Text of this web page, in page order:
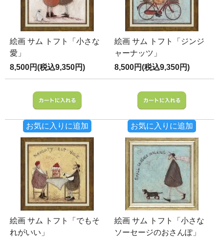
絵画 サム トフト「小さな
愛」
8,500円(税込9,350円)
お気に入りに追加
絵画 サム トフト「ジンジ
ャーナッツ」
8,500円(税込9,350円)
お気に入りに追加
絵画 サム トフト「でもそ
れがいい」
絵画 サム トフト「小さな
ソーセージのおさんぽ」